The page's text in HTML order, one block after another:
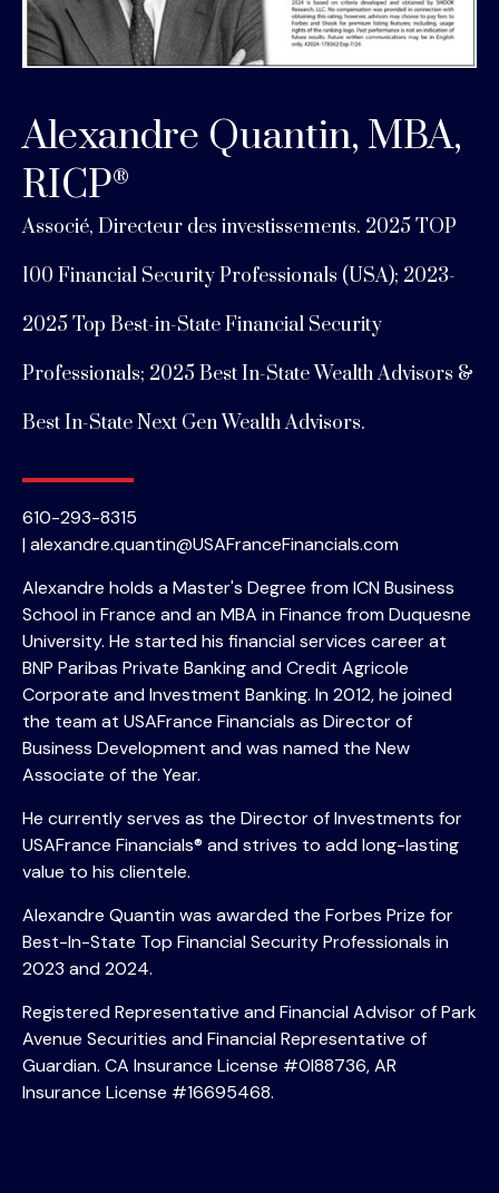
Alexandre Quantin, MBA,
RICP®
Associé, Directeur des investissements. 2025 TOP
100 Financial Security Professionals (USA); 2023-
2025 Top Best-in-State Financial Security
Professionals; 2025 Best In-State Wealth Advisors &
Best In-State Next Gen Wealth Advisors.
610-293-8315
| alexandre.quantin@USAFranceFinancials.com
Alexandre holds a Master's Degree from ICN Business
School in France and an MBA in Finance from Duquesne
University. He started his financial services career at
BNP Paribas Private Banking and Credit Agricole
Corporate and Investment Banking. In 2012, he joined
the team at USAFrance Financials as Director of
Business Development and was named the New
Associate of the Year.
He currently serves as the Director of Investments for
USAFrance Financials® and strives to add long-lasting
value to his clientele.
Alexandre Quantin was awarded the Forbes Prize for
Best-In-State Top Financial Security Professionals in
2023 and 2024.
Registered Representative and Financial Advisor of Park
Avenue Securities and Financial Representative of
Guardian. CA Insurance License #0I88736, AR
Insurance License #16695468.